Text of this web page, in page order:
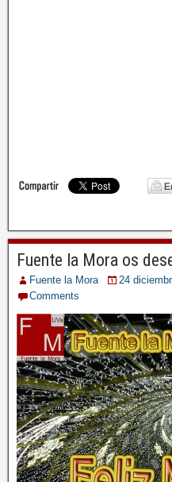
Fuente la Mora os
Fuente la Mora 24
Comments